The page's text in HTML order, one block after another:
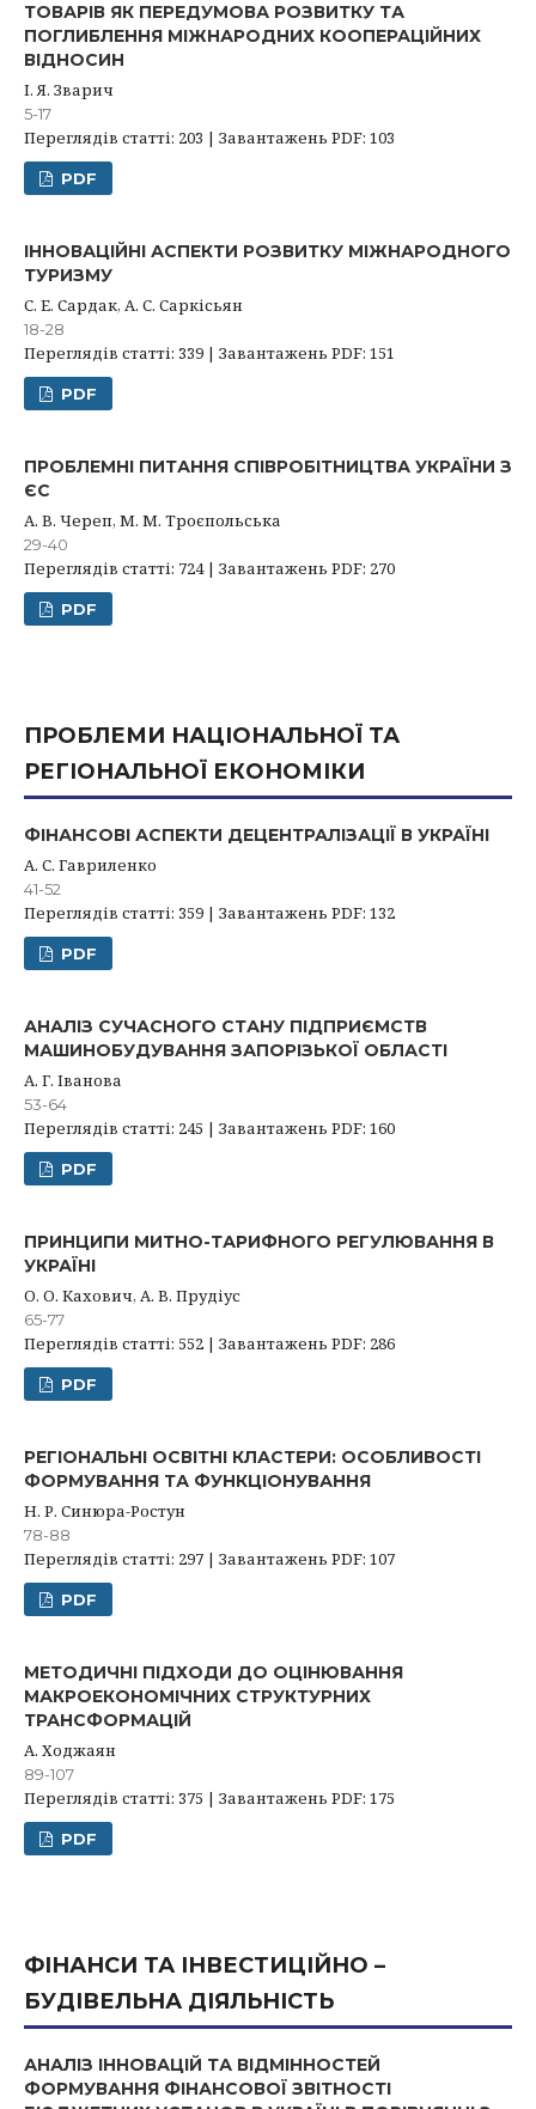
ТОВАРІВ ЯК ПЕРЕДУМОВА РОЗВИТКУ ТА
ПОГЛИБЛЕННЯ МІЖНАРОДНИХ КООПЕРАЦІЙНИХ
ВІДНОСИН
І. Я. Зварич
5-17
Переглядів статті: 203 | Завантажень PDF: 103
PDF
ІННОВАЦІЙНІ АСПЕКТИ РОЗВИТКУ МІЖНАРОДНОГО
ТУРИЗМУ
С. Е. Сардак, А. С. Саркісьян
18-28
Переглядів статті: 339 | Завантажень PDF: 151
PDF
ПРОБЛЕМНІ ПИТАННЯ СПІВРОБІТНИЦТВА УКРАЇНИ З
ЄС
А. В. Череп, М. М. Троєпольська
29-40
Переглядів статті: 724 | Завантажень PDF: 270
PDF
ПРОБЛЕМИ НАЦІОНАЛЬНОЇ ТА
РЕГІОНАЛЬНОЇ ЕКОНОМІКИ
ФІНАНСОВІ АСПЕКТИ ДЕЦЕНТРАЛІЗАЦІЇ В УКРАЇНІ
А. С. Гавриленко
41-52
Переглядів статті: 359 | Завантажень PDF: 132
PDF
АНАЛІЗ СУЧАСНОГО СТАНУ ПІДПРИЄМСТВ
МАШИНОБУДУВАННЯ ЗАПОРІЗЬКОЇ ОБЛАСТІ
А. Г. Іванова
53-64
Переглядів статті: 245 | Завантажень PDF: 160
PDF
ПРИНЦИПИ МИТНО-ТАРИФНОГО РЕГУЛЮВАННЯ В
УКРАЇНІ
О. О. Кахович, А. В. Прудіус
65-77
Переглядів статті: 552 | Завантажень PDF: 286
PDF
РЕГІОНАЛЬНІ ОСВІТНІ КЛАСТЕРИ: ОСОБЛИВОСТІ
ФОРМУВАННЯ ТА ФУНКЦІОНУВАННЯ
Н. Р. Синюра-Ростун
78-88
Переглядів статті: 297 | Завантажень PDF: 107
PDF
МЕТОДИЧНІ ПІДХОДИ ДО ОЦІНЮВАННЯ
МАКРОЕКОНОМІЧНИХ СТРУКТУРНИХ
ТРАНСФОРМАЦІЙ
А. Ходжаян
89-107
Переглядів статті: 375 | Завантажень PDF: 175
PDF
ФІНАНСИ ТА ІНВЕСТИЦІЙНО –
БУДІВЕЛЬНА ДІЯЛЬНІСТЬ
АНАЛІЗ ІННОВАЦІЙ ТА ВІДМІННОСТЕЙ
ФОРМУВАННЯ ФІНАНСОВОЇ ЗВІТНОСТІ